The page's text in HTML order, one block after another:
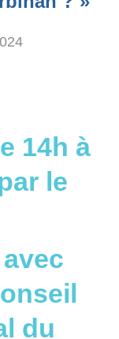
14h à
le
du